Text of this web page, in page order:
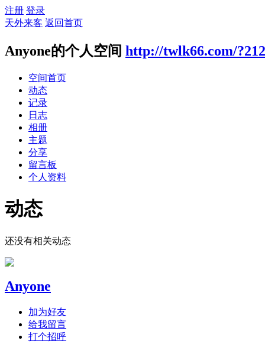
注册 登录
天外来客 返回首页
Anyone的个人空间 http://twlk66.com/
空间首页
动态
记录
日志
相册
主题
分享
留言板
个人资料
动态
还没有相关动态
Anyone
加为好友
给我留言
打个招呼